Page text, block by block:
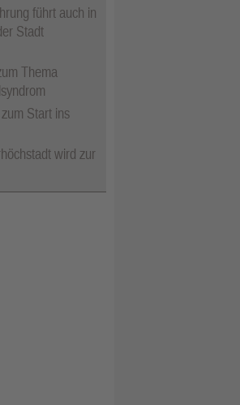
führt auch in
Stadt
Thema
Start ins
wird zur